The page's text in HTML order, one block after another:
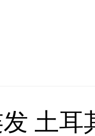
土耳